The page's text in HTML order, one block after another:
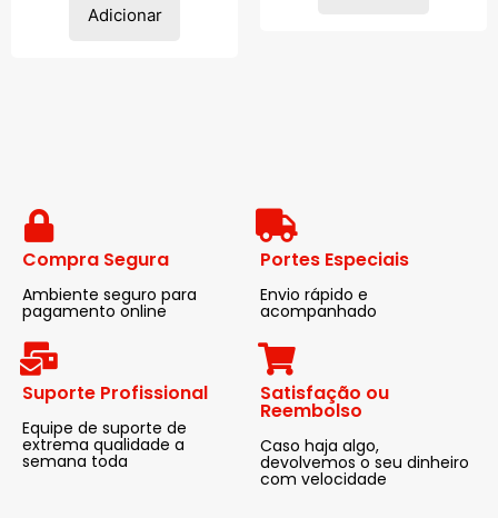
Adicionar
Compra Segura
Ambiente seguro para
pagamento online
Portes Especiais
Envio rápido e
acompanhado
Suporte Profissional
Equipe de suporte de
extrema qualidade a
semana toda
Satisfação ou
Reembolso
Caso haja algo,
devolvemos o seu dinheiro
com velocidade